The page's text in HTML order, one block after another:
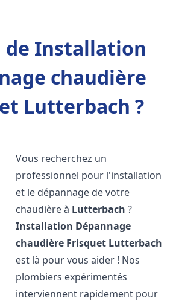
de Installation
chaudière
Lutterbach ?
Vous recherchez un
professionnel pour l'installation
et le dépannage de votre
chaudière à Lutterbach ?
Installation Dépannage
chaudière Frisquet Lutterbach
est là pour vous aider ! Nos
plombiers expérimentés
interviennent rapidement pour